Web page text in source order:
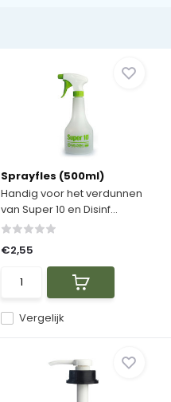
Sprayfles (500ml)
Handig voor het verdunnen
van Super 10 en Disinf...
Vergelijk
€2,55